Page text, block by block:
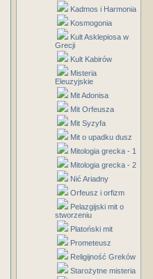
Kadmos i Harmonia
Kosmogonia
Kult Asklepiosa w
Grecji
Kult Kabirów
Misteria
Eleuzyjskie
Mit Adonisa
Mit Orfeusza
Mit Syzyfa
Mit o upadku dusz
Mitologia grecka - 1
Mitologia grecka - 2
Nić Ariadny
Orfeusz i orfizm
Pelazgijski mit o
stworzeniu
Platoński mit
Prometeusz
Religijność Greków
Starożytne misteria